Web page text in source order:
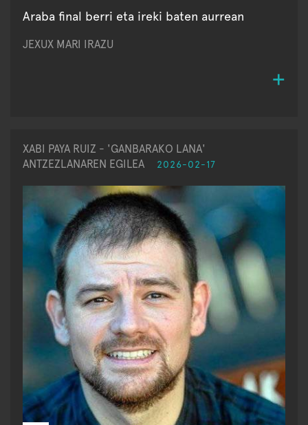
Araba final berri eta ireki baten aurrean
JEXUX MARI IRAZU
XABI PAYA RUIZ - 'GANBARAKO LANA'
ANTZEZLANAREN EGILEA
2026-02-17